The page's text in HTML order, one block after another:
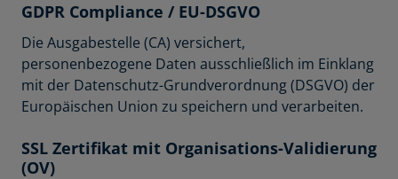
GDPR Compliance / EU-DSGVO
Die Ausgabestelle (CA) versichert,
personenbezogene Daten ausschließlich im Einklang
mit der Datenschutz-Grundverordnung (DSGVO) der
Europäischen Union zu speichern und verarbeiten.
SSL Zertifikat mit Organisations-Validierung
(OV)